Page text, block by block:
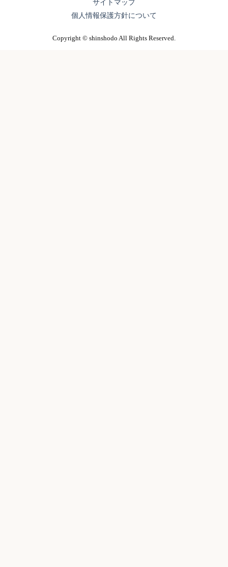
サイトマップ
個人情報保護方針について
Copyright © shinshodo All Rights Reserved.